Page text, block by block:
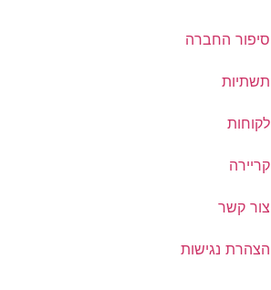
סיפור החברה
תשתיות
לקוחות
קריירה
צור קשר
הצהרת נגישות